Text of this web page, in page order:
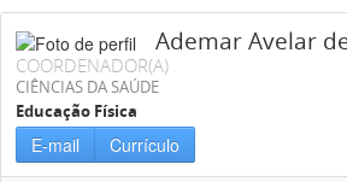
Ademar Avelar
COORDENADOR(A)
CIÊNCIAS DA SAÚDE
Educação Física
E-mail Currículo